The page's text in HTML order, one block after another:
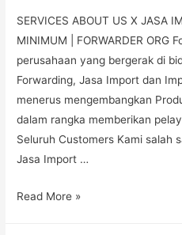
SERVICES ABOUT US X JASA
MINIMUM | FORWARDER ORG
perusahaan yang bergerak di
Forwarding, Jasa Import dan
menerus mengembangkan
dalam rangka memberikan
Seluruh Customers Kami salah
Jasa Import …
Read More »